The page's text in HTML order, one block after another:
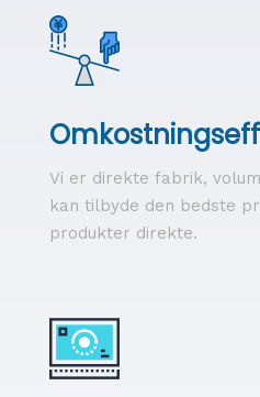
Vi er direkte fabrik,
kan tilbyde den bedste
produkter direkte.